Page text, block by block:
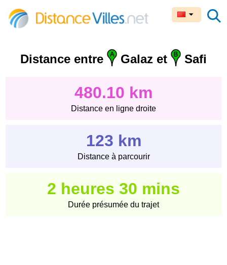
Distance entre Galaz et Safi
480.10 km
Distance en ligne droite
123 km
Distance à parcourir
2 heures 30 mins
Durée présumée du trajet